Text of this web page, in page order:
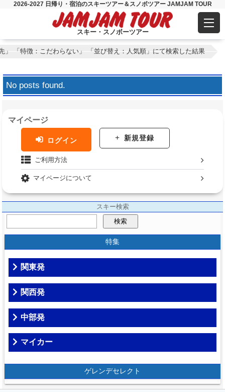
2026-2027 日帰り・宿泊のスキーツアー＆スノボツアー JAMJAM TOUR
スキー・スノボーツアー
「特徴：こだわらない」 「並び替え：人気順」にて検索した結果
No posts found.
マイページ
ログイン 新規登録
ご利用方法
マイページについて
スキー検索
検索
特集
関東発
関西発
中部発
マイカー
ゲレンデセレクト